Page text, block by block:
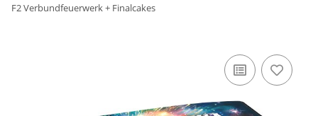
F2 Verbundfeuerwerk + Finalcakes